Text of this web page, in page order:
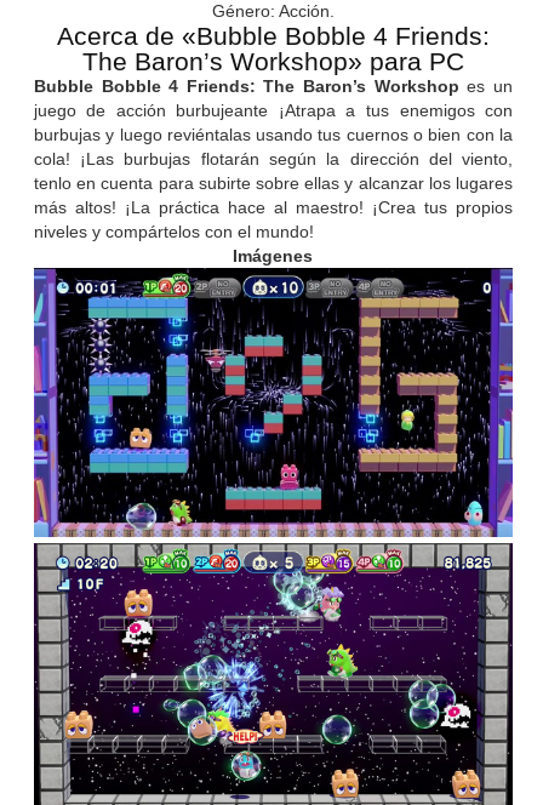
Género: Acción.
Acerca de «Bubble Bobble 4 Friends:
The Baron’s Workshop» para PC
Bubble Bobble 4 Friends: The Baron’s Workshopes un
juego de acción burbujeante ¡Atrapa a tus enemigos con
burbujas y luego reviéntalas usando tus cuernos o bien con la
cola! ¡Las burbujas flotarán según la dirección del viento,
tenlo en cuenta para subirte sobre ellas y alcanzar los lugares
más altos! ¡La práctica hace al maestro! ¡Crea tus propios
niveles y compártelos con el mundo!
Imágenes